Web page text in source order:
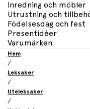
Inredning och möbler
Utrustning och
Födelsesdag och fest
Presentidéer
Varumärken
Hem
/
Leksaker
/
Uteleksaker
/